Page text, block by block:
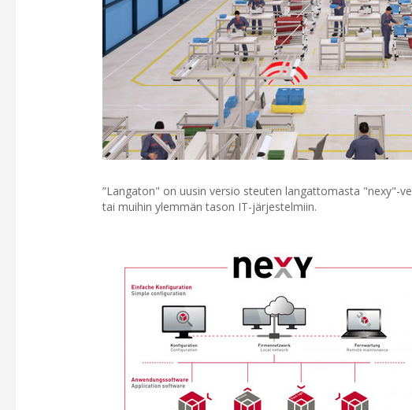
”Langaton" on uusin versio steuten langattomasta "nexy"-
tai muihin ylemmän tason IT-järjestelmiin.